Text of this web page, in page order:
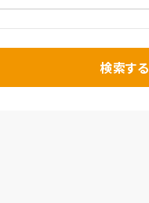
検索する